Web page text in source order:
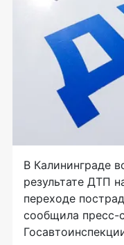
В Калининграде
результате ДТП
переходе
сообщила пресс-